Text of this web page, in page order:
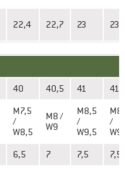
22,4 22,7 23
40 40,5 41
M7,5
/
W8,5
M8 /
W9
M8,5
/
W9,5
/
6,5 7 7,5